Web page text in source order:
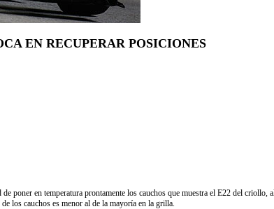
EN RECUPERAR POSICIONES
de poner en temperatura prontamente los cauchos que muestra el E22 del
los cauchos es menor al de la mayoría en la grilla.